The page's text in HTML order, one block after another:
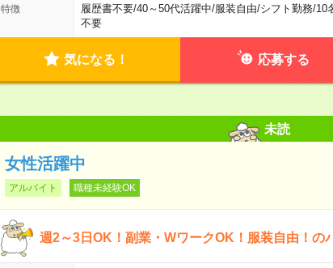
特徴 履歴書不要/40～50代活躍中/服装自由/シフト勤務/10
不要
気になる！ 応募する
未読
女性活躍中
アルバイト 職種未経験OK
週2～3日OK！副業・WワークOK！服装自由！の